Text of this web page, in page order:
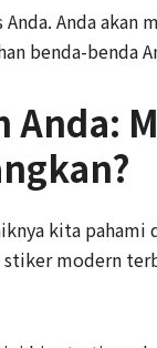
Anda akan
benda-benda
kita
modern